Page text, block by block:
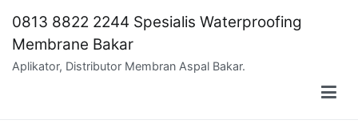
content
0813 8822 2244 Spesialis Waterproofing
Membrane Bakar
Aplikator, Distributor Membran Aspal Bakar.